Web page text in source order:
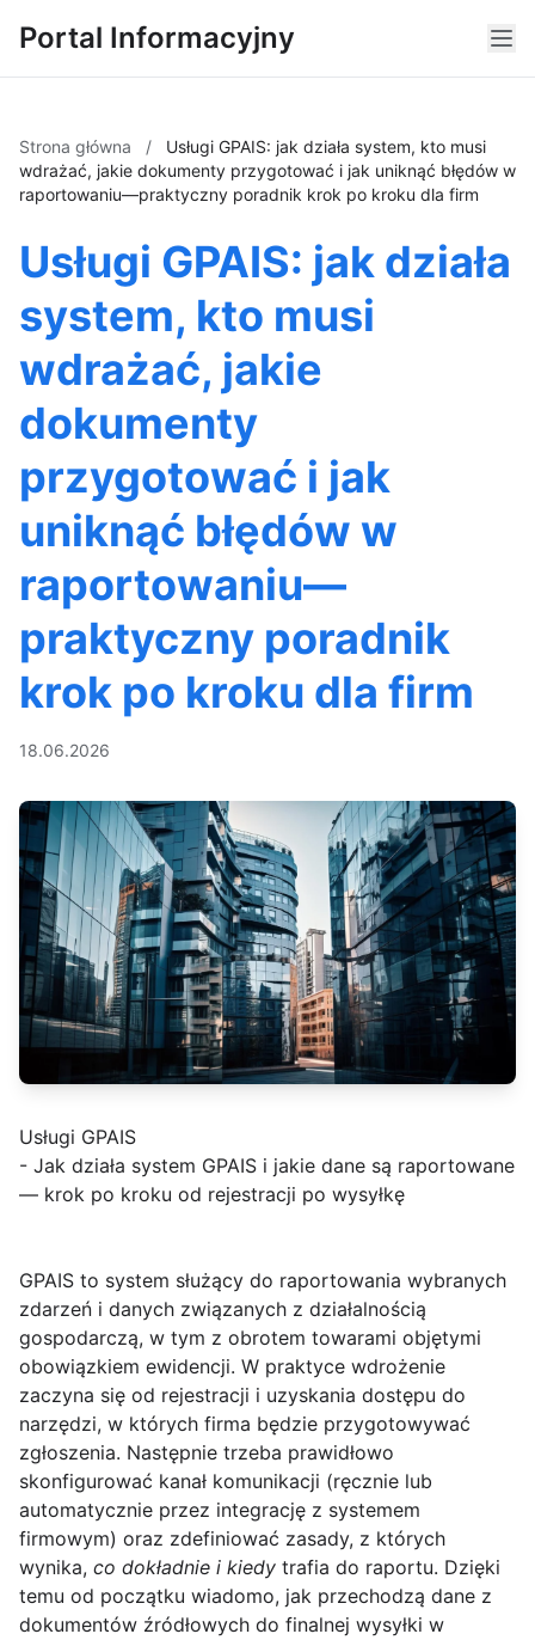
Portal Informacyjny
Strona główna /
Usługi GPAIS: jak działa system, kto musi
wdrażać, jakie dokumenty przygotować i jak uniknąć błędów w
raportowaniu—praktyczny poradnik krok po kroku dla firm
Usługi GPAIS: jak działa
system, kto musi
wdrażać, jakie
dokumenty
przygotować i jak
uniknąć błędów w
raportowaniu—
praktyczny poradnik
krok po kroku dla firm
18.06.2026
Usługi GPAIS
- Jak działa system GPAIS i jakie dane są raportowane
— krok po kroku od rejestracji po wysyłkę
GPAIS to system służący do raportowania wybranych
zdarzeń i danych związanych z działalnością
gospodarczą, w tym z obrotem towarami objętymi
obowiązkiem ewidencji. W praktyce wdrożenie
zaczyna się od rejestracji i uzyskania dostępu do
narzędzi, w których firma będzie przygotowywać
zgłoszenia. Następnie trzeba prawidłowo
skonfigurować kanał komunikacji (ręcznie lub
automatycznie przez integrację z systemem
firmowym) oraz zdefiniować zasady, z których
wynika, co dokładnie i kiedy trafia do raportu. Dzięki
temu od początku wiadomo, jak przechodzą dane z
dokumentów źródłowych do finalnej wysyłki w